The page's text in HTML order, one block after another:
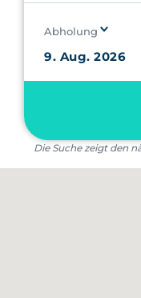
Abholung
Die Suche zeigt den